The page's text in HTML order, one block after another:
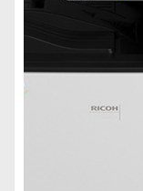
hàng chất
nhu cầu tìm kiếm
mềm nên bên
chương trình ưu